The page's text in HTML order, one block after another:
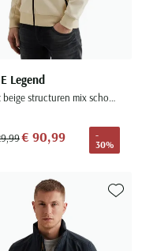
Legend
Vest beige structuren mix schouder
€ 90,99
-
30%
favorieten